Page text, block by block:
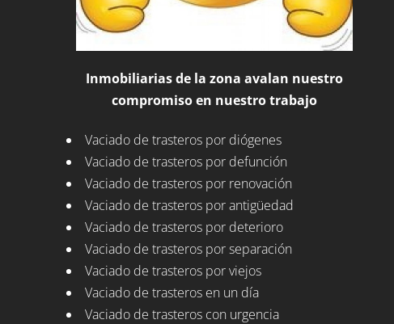
Inmobiliarias de la zona avalan nuestro
compromiso en nuestro trabajo
Vaciado de trasteros por diógenes
Vaciado de trasteros por defunción
Vaciado de trasteros por renovación
Vaciado de trasteros por antigüedad
Vaciado de trasteros por deterioro
Vaciado de trasteros por separación
Vaciado de trasteros por viejos
Vaciado de trasteros en un día
Vaciado de trasteros con urgencia